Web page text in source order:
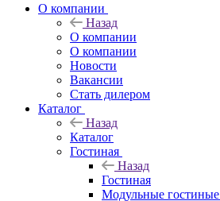
О компании
Назад
О компании
О компании
Новости
Вакансии
Стать дилером
Каталог
Назад
Каталог
Гостиная
Назад
Гостиная
Модульные гостиные